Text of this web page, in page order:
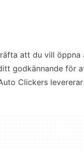
att du vill öppna
godkännande för
Clickers levererar